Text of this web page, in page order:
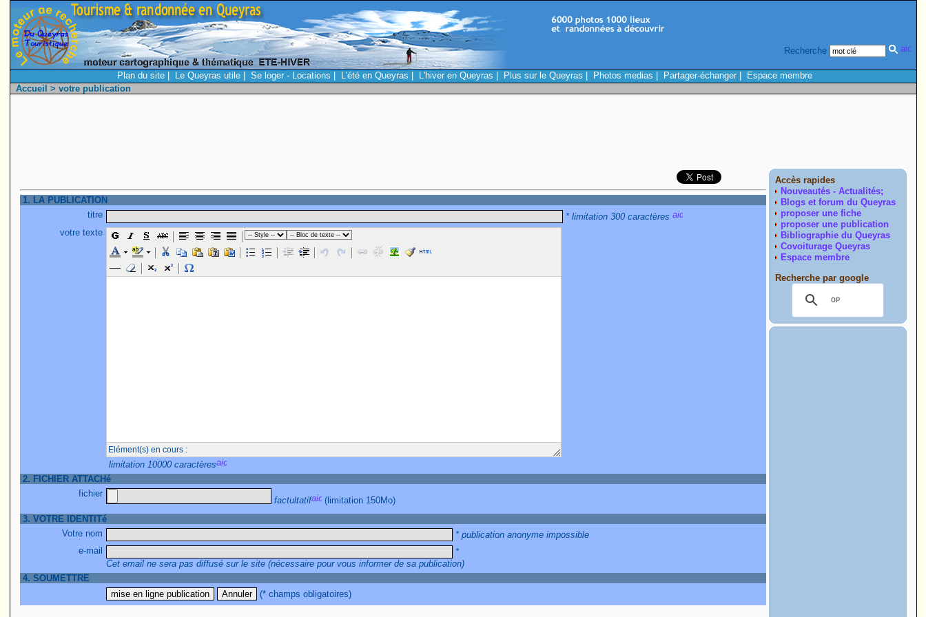
Recherche
Plan du site| Le Queyras utile| Se loger - Locations L'été en Queyras L'hiver en Queyras Plus sur le Queyras Photos medias Partager-échanger|
Espace membre
Accueil > votre publication
1. LA PUBLICATION
titre
* limitation 300 caractères
votre texte
Elément(s) en cours :
limitation 10000 caractères
2. FICHIER ATTACHé
fichier
factultatif
(limitation 150Mo)
3. VOTRE IDENTITé
Votre nom
* publication anonyme impossible
e-mail
*
Cet email ne sera pas diffusé sur le site (nécessaire pour vous informer de sa publication)
4. SOUMETTRE
(* champs obligatoires)
Accès rapides
Nouveautés - Actualités;
Blogs et forum du Queyras
proposer une fiche
proposer une publication
Bibliographie du Queyras
Covoiturage Queyras
Espace membre
Recherche par google